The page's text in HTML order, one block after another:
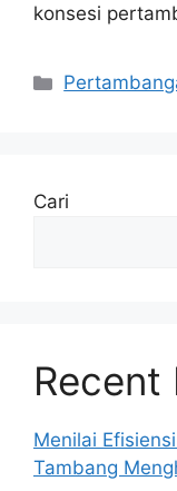
konsesi
Kategori
Cari
Recent
Menilai
Tambang